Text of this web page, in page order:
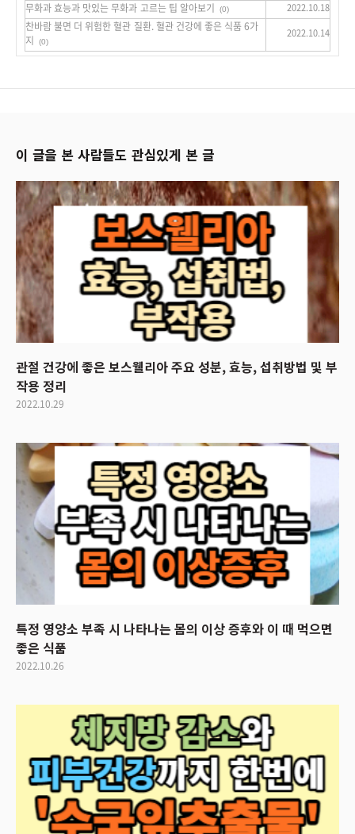
무화과 효능과 맛있는 무화과 고르는 팁 알아보기 (0) 2022.10.18
찬바람 불면 더 위험한 혈관 질환. 혈관 건강에 좋은 식품 6가
지
(0)
2022.10.14
이 글을 본 사람들도 관심있게 본 글
관절 건강에 좋은 보스웰리아 주요 성분, 효능, 섭취방법 및 부
작용 정리
2022.10.29
특정 영양소 부족 시 나타나는 몸의 이상 증후와 이 때 먹으면
좋은 식품
2022.10.26